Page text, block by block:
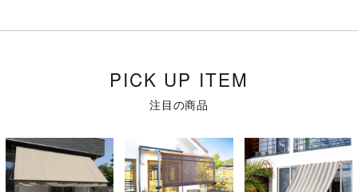
PICK UP ITEM
注目の商品